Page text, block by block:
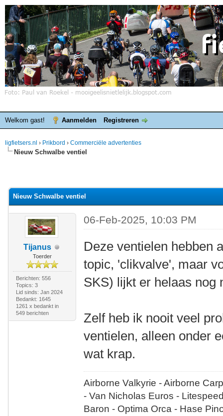
Welkom gast! Aanmelden Registreren
ligfietsers.nl › Prikbord › Commerciële advertenties
Nieuw Schwalbe ventiel
Nieuw Schwalbe ventiel
Tijanus
Toerder
Berichten: 556
Topics: 3
Lid sinds: Jan 2024
Bedankt: 1645
1261 x bedankt in
549 berichten
06-Feb-2025, 10:03 PM
Deze ventielen hebben
topic, 'clikvalve', maar
SKS) lijkt er helaas nog
Zelf heb ik nooit veel
ventielen, alleen onder
wat krap.
Airborne Valkyrie - Airborne
- Van Nicholas Euros -
Baron - Optima Orca - Hase